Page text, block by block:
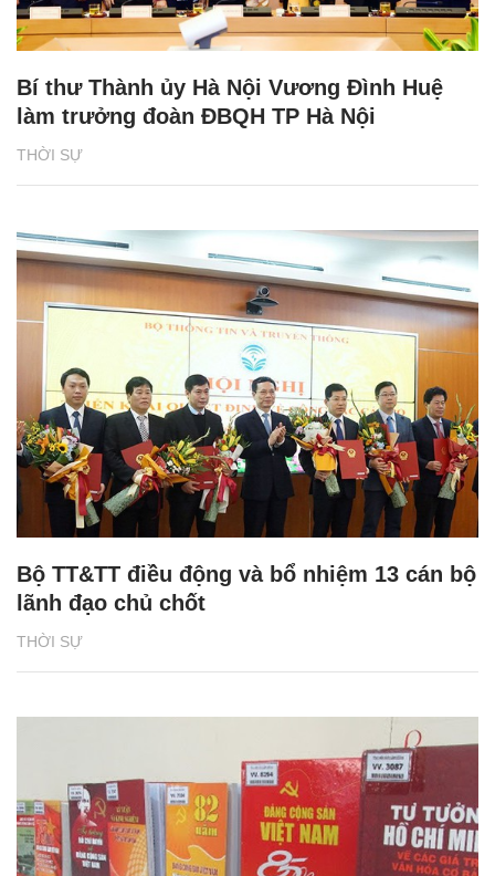
THỜI SỰ
Bí thư Thành ủy Hà Nội Vương Đình Huệ
làm trưởng đoàn ĐBQH TP Hà Nội
THỜI SỰ
Bộ TT&TT điều động và bổ nhiệm 13 cán bộ
lãnh đạo chủ chốt